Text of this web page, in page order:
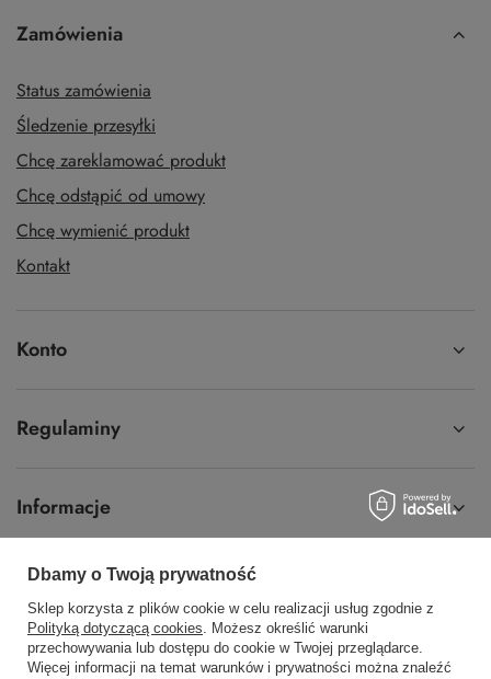
Zamówienia
Status zamówienia
Śledzenie przesyłki
Chcę zareklamować produkt
Chcę odstąpić od umowy
Chcę wymienić produkt
Kontakt
Konto
Regulaminy
Informacje
58 762 91 40 Poniedziałek - Piątek / 8:00 - 15:30
sklep@hurtowniawera.pl Wera,Wodnika 50,80-299Gdańsk
Dbamy o Twoją prywatność
Sklep korzysta z plików cookie w celu realizacji usług zgodnie z
Polityką dotyczącą cookies. Możesz określić warunki
przechowywania lub dostępu do cookie w Twojej przeglądarce.
Więcej informacji na temat warunków i prywatności można znaleźć